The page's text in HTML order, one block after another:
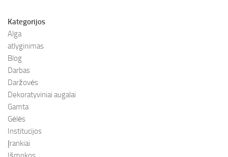
Kategorijos
Alga
atlyginimas
Blog
Darbas
Daržovės
Dekoratyviniai augalai
Gamta
Gėlės
Institucijos
Įrankiai